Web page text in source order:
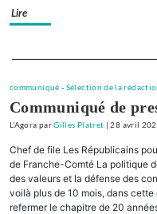
Lire
communiqué - Sélection de la
Communiqué de
L'Agora parGilles Platret |28 avril
Chef de file Les Républicains
de Franche-Comté La politique
des valeurs et la défense des
voilà plus de 10 mois, dans
refermer le chapitre de 20